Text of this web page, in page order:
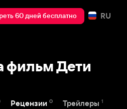
60 дней бесплатно RU
фильм Дети
Рецензии 0 Трейлеры 1